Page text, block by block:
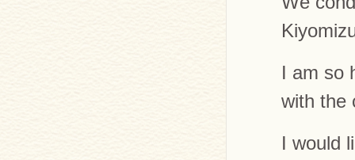
I am so
with the
I would